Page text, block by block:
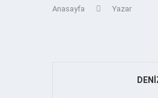
Anasayfa Yazar